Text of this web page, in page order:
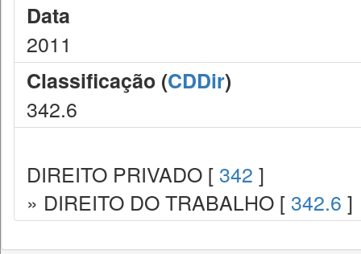
Data
2011
Classificação (CDDir)
342.6
DIREITO PRIVADO [ 342 ]
» DIREITO DO TRABALHO [ 342.6 ]